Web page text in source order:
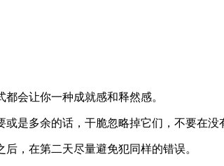
会让你一种成就感和释然感。
是多余的话，干脆忽略掉它们，不要在没
，在第二天尽量避免犯同样的错误。